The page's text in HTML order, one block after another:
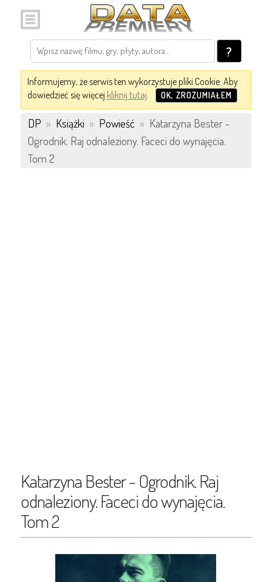
?
Informujemy, że serwis ten wykorzystuje pliki Cookie. Aby
dowiedzieć się więcej kliknij tutaj. OK, ZROZUMIAŁEM
DP » Książki » Powieść » Katarzyna Bester -
Ogrodnik. Raj odnaleziony. Faceci do wynajęcia.
Tom 2
Katarzyna Bester - Ogrodnik. Raj
odnaleziony. Faceci do wynajęcia.
Tom 2